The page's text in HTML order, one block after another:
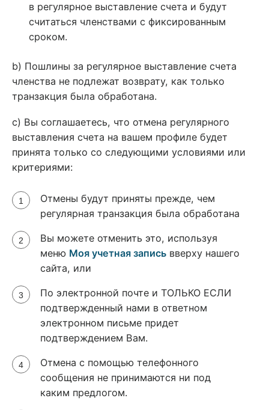
в регулярное выставление счета и будут
считаться членствами с фиксированным
сроком.
b) Пошлины за регулярное выставление счета
членства не подлежат возврату, как только
транзакция была обработана.
c) Вы соглашаетесь, что отмена регулярного
выставления счета на вашем профиле будет
принята только со следующими условиями или
критериями:
Отмены будут приняты прежде, чем
регулярная транзакция была обработана
Вы можете отменить это, используя
меню Моя учетная записьвверху нашего
сайта, или
По электронной почте и ТОЛЬКО ЕСЛИ
подтвержденный нами в ответном
электронном письме придет
подтверждением Вам.
Отмена с помощью телефонного
сообщения не принимаются ни под
каким предлогом.